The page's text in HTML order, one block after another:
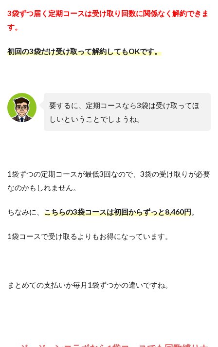
3袋ずつ届く定期コースは受け取り回数に関係なく解約できま
す。
初回の3袋だけ受け取って解約してもOKです。
要するに、定期コースなら3袋は受け取ってほ
しいということでしょうね。
1袋ずつの定期コースが最低3回なので、3袋の受け取りが必要
なのかもしれません。
ちなみに、 こちらの3袋コースは初回からずっと8,460円。
1袋コースで受け取るよりもお得になっています。
まとめての支払いか毎月1袋ずつかの違いですね。